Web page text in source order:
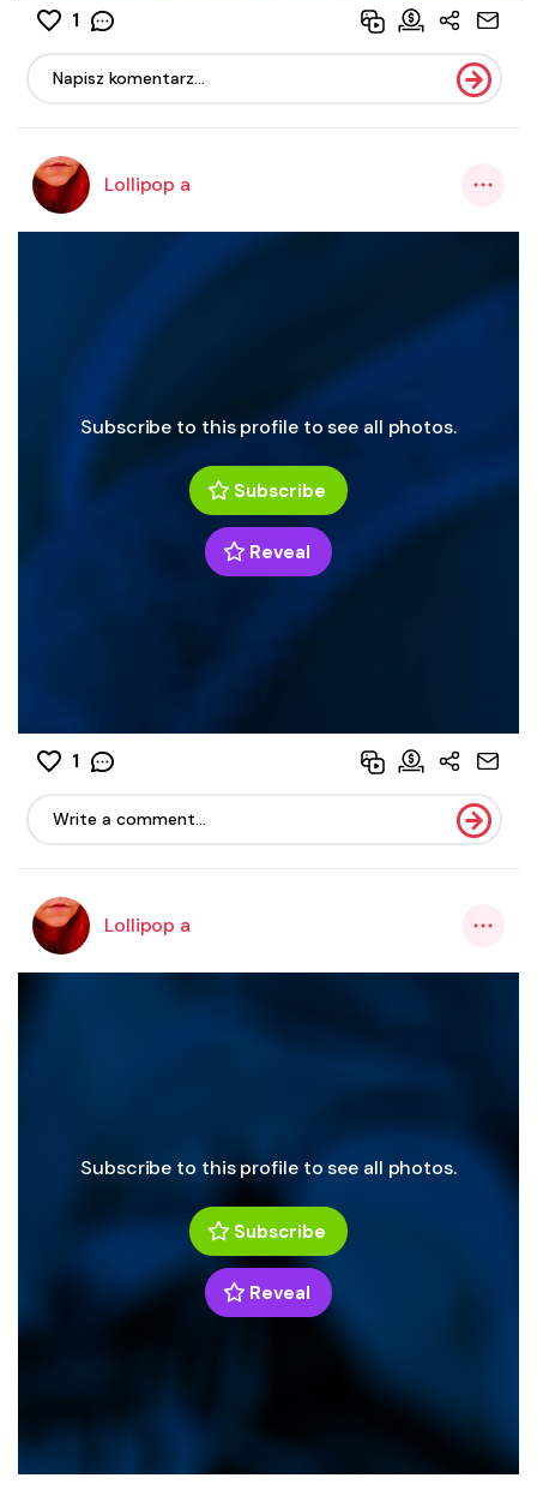
1
Lollipop a
Subscribe to this profile to see all photos.
Subscribe
Reveal
1
Lollipop a
Subscribe to this profile to see all photos.
Subscribe
Reveal